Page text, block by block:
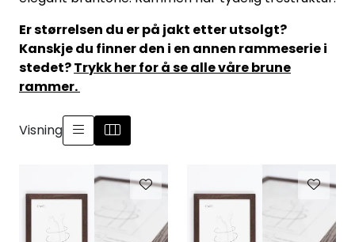
Er størrelsen du er på jakt etter utsolgt?
Kanskje du finner den i en annen rammeserie i
stedet?Trykk her for å se alle våre brune
rammer.
Visning
Malerier
Speil
Trykk av bilder/skilt og innramming